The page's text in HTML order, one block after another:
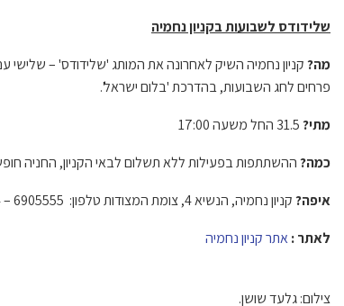
שלידודס לשבועות בקניון נחמיה
מה?קניון נחמיה השיק לאחרונה את המותג 'שלידודס' –
פרחים לחג השבועות, בהדרכת 'בלום ישראל'.
מתי?
כמה?ההשתתפות בפעילות ללא תשלום לבאי הקניון, החניה
איפה?קניון נחמיה, הנשיא 4, צומת המצודות טלפון: 6905555 – 04
לאתר :אתר קניון נחמיה
צילום: גלעד שושן.